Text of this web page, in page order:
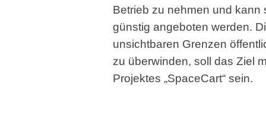
Betrieb zu nehmen und kann
günstig angeboten werden.
unsichtbaren Grenzen
zu überwinden, soll das Ziel
Projektes „SpaceCart“ sein.